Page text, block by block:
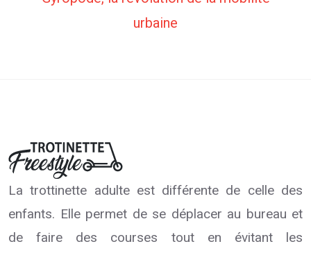
urbaine
La trottinette adulte est différente de celle des
enfants. Elle permet de se déplacer au bureau et
de faire des courses tout en évitant les